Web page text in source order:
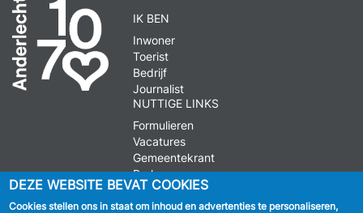
IK BEN
Inwoner
Toerist
Bedrijf
Journalist
NUTTIGE LINKS
Formulieren
Vacatures
Gemeentekrant
Parkeren
DEZE WEBSITE BEVAT COOKIES
Cookies stellen ons in staat om inhoud en advertenties te personaliseren,